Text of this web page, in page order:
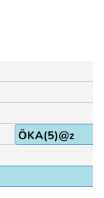
ÖKA(5)@z